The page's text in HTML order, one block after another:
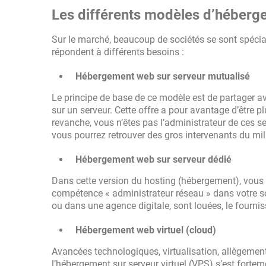
Les différents modèles
Sur le marché, beaucoup de sociétés se sont
répondent à différents besoins :
Hébergement web sur serveur mutualisé
Le principe de base de ce modèle est de partager
sur un serveur. Cette offre a pour avantage d’être
revanche, vous n’êtes pas l’administrateur de ces
vous pourrez retrouver des gros intervenants du
Hébergement web sur serveur dédié
Dans cette version du hosting (hébergement),
compétence « administrateur réseau » dans votre
ou dans une agence digitale, sont louées, le
Hébergement web virtuel (cloud)
Avancées technologiques, virtualisation,